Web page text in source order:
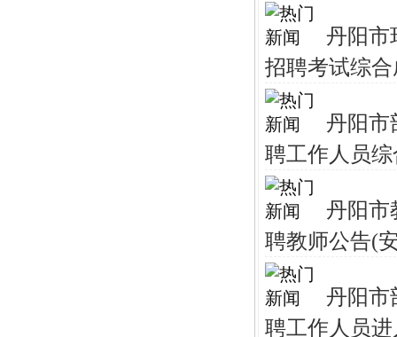
丹阳市
招聘考试综
丹阳市
聘工作人员
丹阳市
聘教师公告(
丹阳市
聘工作人员